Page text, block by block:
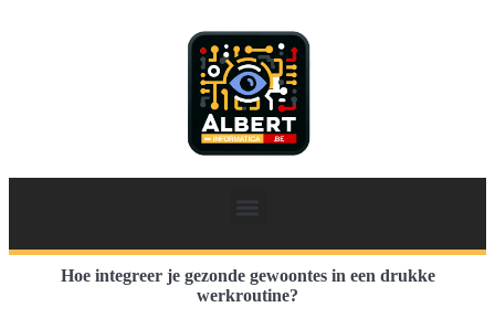
Hoe integreer je gezonde gewoontes in een drukke
werkroutine?